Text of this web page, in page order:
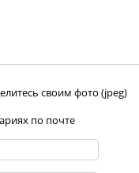
своим фото (jpeg)
по почте